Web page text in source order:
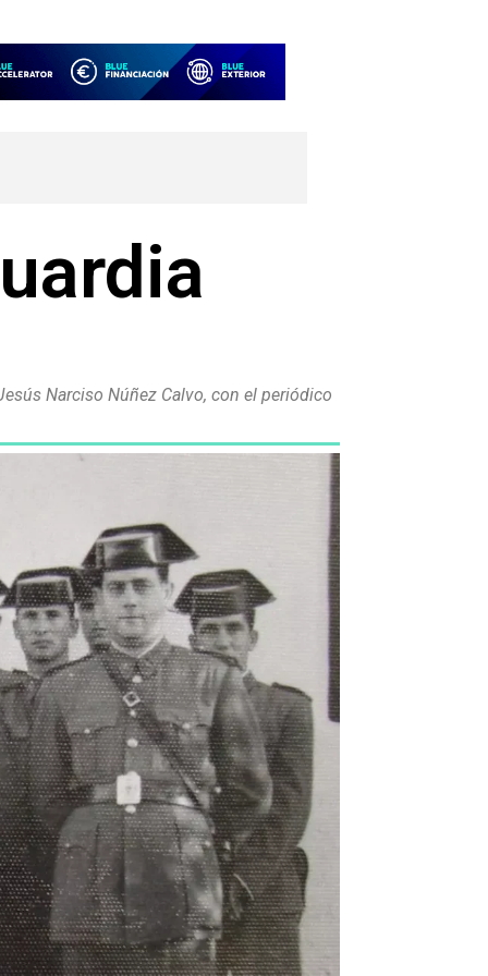
Narciso Núñez Calvo, con el periódico